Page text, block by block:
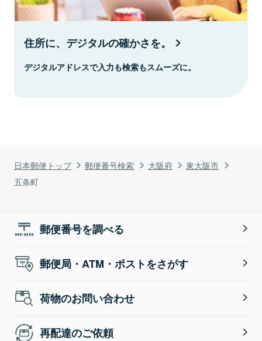
日本郵便トップ 郵便番号検索 大阪府
東大阪市
五条町
住所に、デジタルの確かさを。
デジタルアドレスで入力も検索もスムーズに。
郵便番号を調べる
郵便局・ATM・ポストをさがす
荷物のお問い合わせ
再配達のご依頼